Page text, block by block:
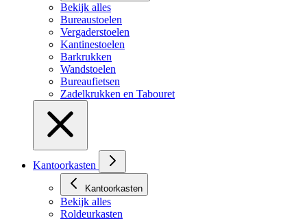
Bekijk alles
Bureaustoelen
Vergaderstoelen
Kantinestoelen
Barkrukken
Wandstoelen
Bureaufietsen
Zadelkrukken en Tabouret
Kantoorkasten
Kantoorkasten
Bekijk alles
Roldeurkasten